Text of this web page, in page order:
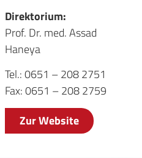
Direktorium:
Prof. Dr. med. Assad
Haneya
Tel.: 0651 – 208 2751
Fax: 0651 – 208 2759
Zur Website